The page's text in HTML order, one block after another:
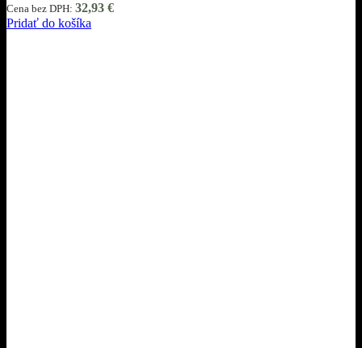
Cena bez DPH: 32,93 €
Pridať do košíka